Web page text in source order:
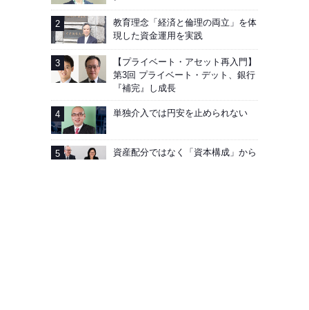
教育理念「経済と倫理の両立」を体
現した資金運用を実践
【プライベート・アセット再入門】
第3回 プライベート・デット、銀行
『補完』し成長
単独介入では円安を止められない
資産配分ではなく「資本構成」から